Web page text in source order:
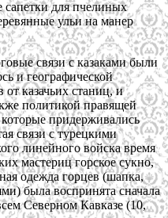
сапетки для пчелиных
ульи на манер
связи с казаками были
и географической
от казачьих станиц, и
политикой правящей
придерживались
связи с турецкими
линейного войска время
мастериц горское сукно,
одежда горцев (шапка,
была воспринята сначала
Северном Кавказе (10,